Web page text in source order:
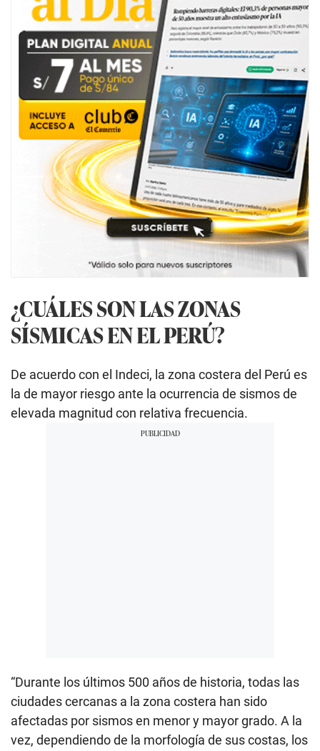
¿CUÁLES SON LAS ZONAS
SÍSMICAS EN EL PERÚ?
De acuerdo con el Indeci, la zona costera del Perú es
la de mayor riesgo ante la ocurrencia de sismos de
elevada magnitud con relativa frecuencia.
“Durante los últimos 500 años de historia, todas las
ciudades cercanas a la zona costera han sido
afectadas por sismos en menor y mayor grado. A la
vez, dependiendo de la morfología de sus costas, los